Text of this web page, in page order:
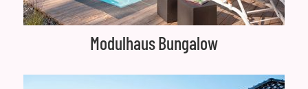
Modulhaus Bungalow